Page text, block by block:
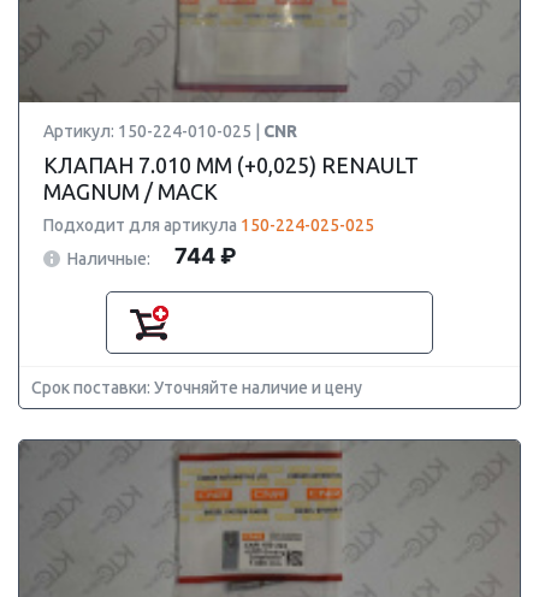
Артикул: 150-224-010-025 | CNR
КЛАПАН 7.010 ММ (+0,025) RENAULT
MAGNUM / MACK
Подходит для артикула 150-224-025-025
Наличные:
744 ₽
Срок поставки: Уточняйте наличие и цену